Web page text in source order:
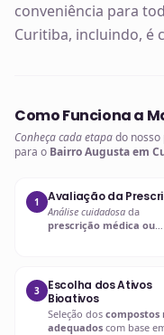
conveniência para
Curitiba, incluindo, é
Como Funciona a
Conheça cada etapado nosso
para o Bairro Augusta em
1 Avaliação da
Análise cuidadosa da
prescrição médica ou
3
Escolha dos Ativos
Bioativos
Seleção dos compostos
adequados com base